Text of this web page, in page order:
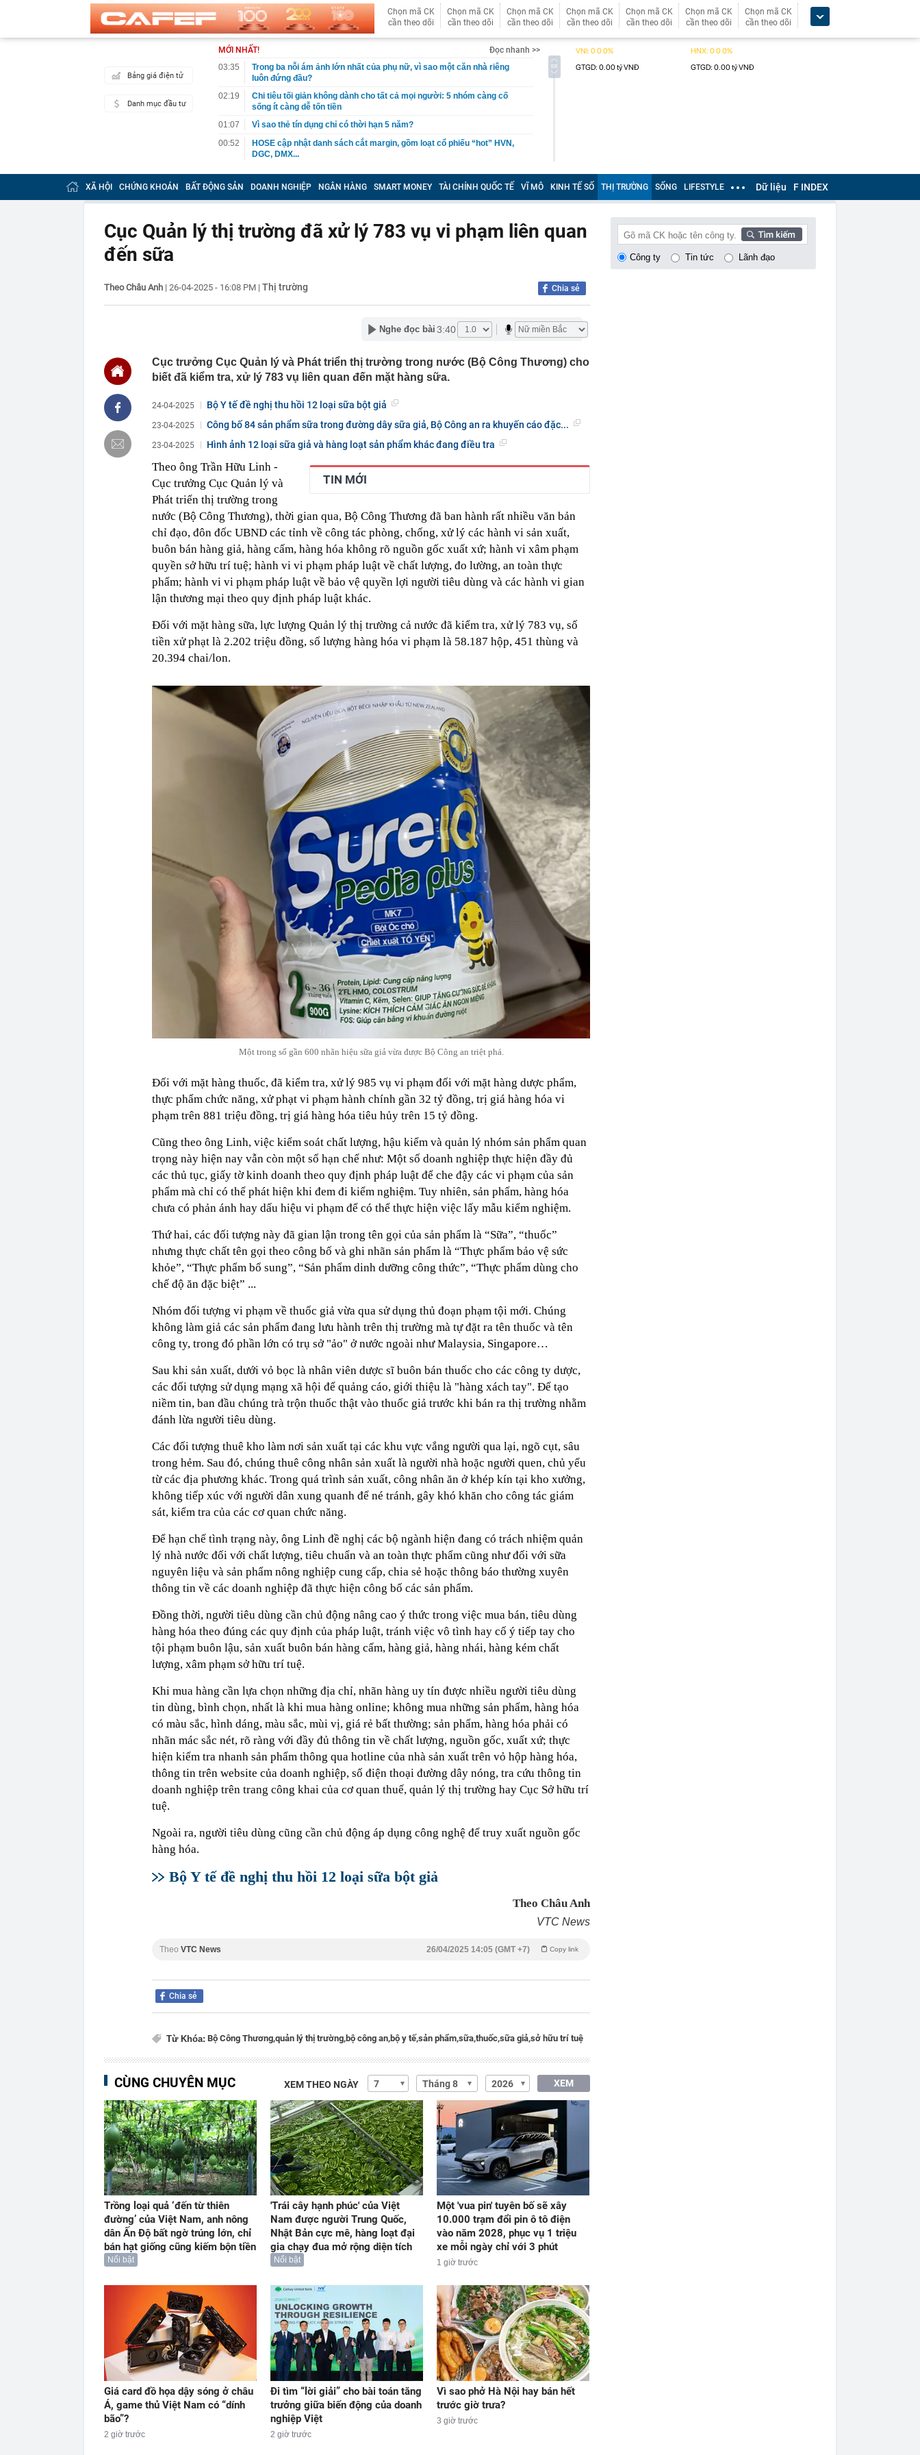
Chọn mã CK
cần theo dõi
Chọn mã CK
cần theo dõi
Chọn mã CK
cần theo dõi
Chọn mã CK
cần theo dõi
Chọn mã CK
cần theo dõi
Chọn mã CK
cần theo dõi
Chọn mã CK
cần theo dõi
Bảng giá điện tử
Danh mục đầu tư
MỚI NHẤT!
Đọc nhanh >>
03:35
Trong ba nỗi ám ảnh lớn nhất của phụ nữ, vì sao một căn nhà riêng
luôn đứng đầu?
02:19
Chi tiêu tối giản không dành cho tất cả mọi người: 5 nhóm càng cố
sống ít càng dễ tốn tiền
01:07
Vì sao thẻ tín dụng chỉ có thời hạn 5 năm?
00:52
HOSE cập nhật danh sách cắt margin, gồm loạt cổ phiếu “hot” HVN,
DGC, DMX...
00:12
Tiền lớn bất ngờ trở lại, khối ngoại tung 2.200 tỷ đồng mua ròng cổ
phiếu Việt Nam chỉ trong 5 phiên
00:05
Một doanh nghiệp thép với 2.700 lao động đang nợ Trung Quốc gần 1,3
00:04
Một yếu tố quan trọng đang trở lại trên thị trường chứng khoán
còn 400 tỷ
23:28
Trấn Thành công bố phim Tết 2027, nghe tên ai cũng quả quyết “chắc
Bí mật được Apple giấu kín suốt 15 năm trên iPhone
Vài mét vuông ngoài trời đang được dùng theo 1 cách rất khác
22:48
5 LOẠI rau quen thuộc có khả năng tích tụ kim loại nặng, người Việt
22:28
CHÍNH THỨC: Lịch đi học trở lại của học sinh 34 tỉnh, thành phố sau kỳ
nghỉ hè
22:25
Vì sao đồ ăn Việt hầu như món nào cũng có hành lá?
huynh - giáo viên gắn bó khăng khít, con trẻ được hưởng lợi!
22:03
Ukraine tập kích Crimea, phá hủy hệ thống phòng không 15 triệu USD
của Nga
22:02
Nam NSND, Giám đốc Nhà hát Chèo Quân đội mua ô tô tặng sinh nhật
vợ thiếu tá kém 12 tuổi
21:51
Một ô tô biển 29A "dính" gần 100 lần phạt nguội do chạy quá tốc độ quy
định: Riêng tháng 7/2026 vi phạm 21 lần
Tổng thống Trump bực bội vì lộ tin về kho đạn dược Mỹ
XÃ HỘI CHỨNG KHOÁN BẤT ĐỘNG SẢN DOANH NGHIỆP NGÂN HÀNG SMART MONEY TÀI CHÍNH QUỐC TẾ VĨ MÔ KINH TẾ SỐ THỊ TRƯỜNG SỐNG LIFESTYLE Dữ liệu F INDEX
Cục Quản lý thị trường đã xử lý 783 vụ vi phạm liên quan
đến sữa
Theo Châu Anh | 26-04-2025 - 16:08 PM | Thị trường Chia sẻ
Nghe đọc bài 3:40
Cục trưởng Cục Quản lý và Phát triển thị trường trong nước (Bộ Công Thương) cho
biết đã kiểm tra, xử lý 783 vụ liên quan đến mặt hàng sữa.
24-04-2025 Bộ Y tế đề nghị thu hồi 12 loại sữa bột giả
23-04-2025 Công bố 84 sản phẩm sữa trong đường dây sữa giả, Bộ Công an ra khuyến cáo đặc...
23-04-2025 Hình ảnh 12 loại sữa giả và hàng loạt sản phẩm khác đang điều tra
TIN MỚI
Theo ông Trần Hữu Linh -
Cục trưởng Cục Quản lý và
Phát triển thị trường trong
nước (Bộ Công Thương), thời gian qua, Bộ Công Thương đã ban hành rất nhiều văn bản
chỉ đạo, đôn đốc UBND các tỉnh về công tác phòng, chống, xử lý các hành vi sản xuất,
buôn bán hàng giả, hàng cấm, hàng hóa không rõ nguồn gốc xuất xứ; hành vi xâm phạm
quyền sở hữu trí tuệ; hành vi vi phạm pháp luật về chất lượng, đo lường, an toàn thực
phẩm; hành vi vi phạm pháp luật về bảo vệ quyền lợi người tiêu dùng và các hành vi gian
lận thương mại theo quy định pháp luật khác.
Đối với mặt hàng sữa, lực lượng Quản lý thị trường cả nước đã kiểm tra, xử lý 783 vụ, số
tiền xử phạt là 2.202 triệu đồng, số lượng hàng hóa vi phạm là 58.187 hộp, 451 thùng và
20.394 chai/lon.
Một trong số gần 600 nhãn hiệu sữa giả vừa được Bộ Công an triệt phá.
Đối với mặt hàng thuốc, đã kiểm tra, xử lý 985 vụ vi phạm đối với mặt hàng dược phẩm,
thực phẩm chức năng, xử phạt vi phạm hành chính gần 32 tỷ đồng, trị giá hàng hóa vi
phạm trên 881 triệu đồng, trị giá hàng hóa tiêu hủy trên 15 tỷ đồng.
Cũng theo ông Linh, việc kiểm soát chất lượng, hậu kiểm và quản lý nhóm sản phẩm quan
trọng này hiện nay vẫn còn một số hạn chế như: Một số doanh nghiệp thực hiện đầy đủ
các thủ tục, giấy tờ kinh doanh theo quy định pháp luật để che đậy các vi phạm của sản
phẩm mà chỉ có thể phát hiện khi đem đi kiểm nghiệm. Tuy nhiên, sản phẩm, hàng hóa
chưa có phản ánh hay dấu hiệu vi phạm để có thể thực hiện việc lấy mẫu kiểm nghiệm.
Thứ hai, các đối tượng này đã gian lận trong tên gọi của sản phẩm là “Sữa”, “thuốc”
nhưng thực chất tên gọi theo công bố và ghi nhãn sản phẩm là “Thực phẩm bảo vệ sức
khỏe”, “Thực phẩm bổ sung”, “Sản phẩm dinh dưỡng công thức”, “Thực phẩm dùng cho
chế độ ăn đặc biệt” ...
Nhóm đối tượng vi phạm về thuốc giả vừa qua sử dụng thủ đoạn phạm tội mới. Chúng
không làm giả các sản phẩm đang lưu hành trên thị trường mà tự đặt ra tên thuốc và tên
công ty, trong đó phần lớn có trụ sở "ảo" ở nước ngoài như Malaysia, Singapore…
Sau khi sản xuất, dưới vỏ bọc là nhân viên dược sĩ buôn bán thuốc cho các công ty dược,
các đối tượng sử dụng mạng xã hội để quảng cáo, giới thiệu là "hàng xách tay". Để tạo
niềm tin, ban đầu chúng trà trộn thuốc thật vào thuốc giả trước khi bán ra thị trường nhằm
đánh lừa người tiêu dùng.
Các đối tượng thuê kho làm nơi sản xuất tại các khu vực vắng người qua lại, ngõ cụt, sâu
trong hẻm. Sau đó, chúng thuê công nhân sản xuất là người nhà hoặc người quen, chủ yếu
từ các địa phương khác. Trong quá trình sản xuất, công nhân ăn ở khép kín tại kho xưởng,
không tiếp xúc với người dân xung quanh để né tránh, gây khó khăn cho công tác giám
sát, kiểm tra của các cơ quan chức năng.
Để hạn chế tình trạng này, ông Linh đề nghị các bộ ngành hiện đang có trách nhiệm quản
lý nhà nước đối với chất lượng, tiêu chuẩn và an toàn thực phẩm cũng như đối với sữa
nguyên liệu và sản phẩm nông nghiệp cung cấp, chia sẻ hoặc thông báo thường xuyên
thông tin về các doanh nghiệp đã thực hiện công bố các sản phẩm.
Đồng thời, người tiêu dùng cần chủ động nâng cao ý thức trong việc mua bán, tiêu dùng
hàng hóa theo đúng các quy định của pháp luật, tránh việc vô tình hay cố ý tiếp tay cho
tội phạm buôn lậu, sản xuất buôn bán hàng cấm, hàng giả, hàng nhái, hàng kém chất
lượng, xâm phạm sở hữu trí tuệ.
Khi mua hàng cần lựa chọn những địa chỉ, nhãn hàng uy tín được nhiều người tiêu dùng
tin dùng, bình chọn, nhất là khi mua hàng online; không mua những sản phẩm, hàng hóa
có màu sắc, hình dáng, màu sắc, mùi vị, giá rẻ bất thường; sản phẩm, hàng hóa phải có
nhãn mác sắc nét, rõ ràng với đầy đủ thông tin về chất lượng, nguồn gốc, xuất xứ; thực
hiện kiểm tra nhanh sản phẩm thông qua hotline của nhà sản xuất trên vỏ hộp hàng hóa,
thông tin trên website của doanh nghiệp, số điện thoại đường dây nóng, tra cứu thông tin
doanh nghiệp trên trang công khai của cơ quan thuế, quản lý thị trường hay Cục Sở hữu trí
tuệ.
Ngoài ra, người tiêu dùng cũng cần chủ động áp dụng công nghệ để truy xuất nguồn gốc
hàng hóa.
Bộ Y tế đề nghị thu hồi 12 loại sữa bột giả
Theo Châu Anh
VTC News
Theo VTC News Copy link
26/04/2025 14:05 (GMT +7)
Chia sẻ
Từ Khóa: Bộ Công Thương,quản lý thị trường,bộ công an,bộ y tế,sản phẩm,sữa,thuốc,sữa giả,sở hữu trí tuệ
CÙNG CHUYÊN MỤC XEM THEO NGÀY XEM
Trồng loại quả ‘đến từ thiên
đường’ của Việt Nam, anh nông
dân Ấn Độ bất ngờ trúng lớn, chỉ
bán hạt giống cũng kiếm bộn tiền
Nổi bật
'Trái cây hạnh phúc' của Việt
Nam được người Trung Quốc,
Nhật Bản cực mê, hàng loạt đại
gia chạy đua mở rộng diện tích
Nổi bật
Một 'vua pin' tuyên bố sẽ xây
10.000 trạm đổi pin ô tô điện
vào năm 2028, phục vụ 1 triệu
xe mỗi ngày chỉ với 3 phút
1 giờ trước
Giá card đồ họa dậy sóng ở châu
Á, game thủ Việt Nam có “dính
bão”?
2 giờ trước
Đi tìm “lời giải” cho bài toán tăng
trưởng giữa biến động của doanh
nghiệp Việt
2 giờ trước
Vì sao phở Hà Nội hay bán hết
trước giờ trưa?
3 giờ trước
Công ty Tin tức Lãnh đạo